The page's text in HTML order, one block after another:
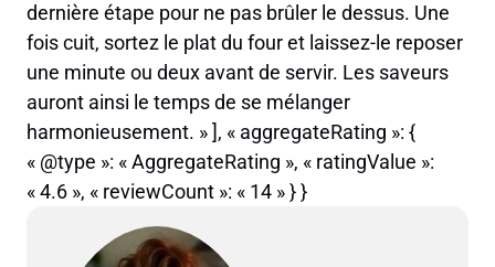
dernière étape pour ne pas brûler le dessus. Une
fois cuit, sortez le plat du four et laissez-le reposer
une minute ou deux avant de servir. Les saveurs
auront ainsi le temps de se mélanger
harmonieusement. » ], « aggregateRating »: {
« @type »: « AggregateRating », « ratingValue »:
« 4.6 », « reviewCount »: « 14 » } }